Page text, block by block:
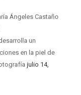
Ángeles Castaño
un
en la piel de
julio 14,